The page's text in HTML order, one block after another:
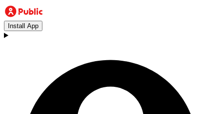
Install App